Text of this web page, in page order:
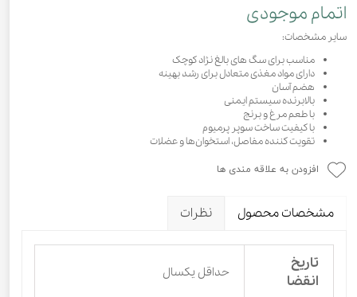
اتمام موجودی
سایر مشخصات:
مناسب برای سگ های بالغ نژاد کوچک
دارای مواد مغذی متعادل برای رشد بهینه
هضم آسان
بالابرنده سیستم ایمنی
با طعم مرغ و برنج
با کیفیت ساخت سوپر پرمیوم
تقویت کننده مفاصل، استخوان‌ها و عضلات
افزودن به علاقه مندی ها
مشخصات محصول نظرات
تاریخ
انقضا
حداقل یکسال